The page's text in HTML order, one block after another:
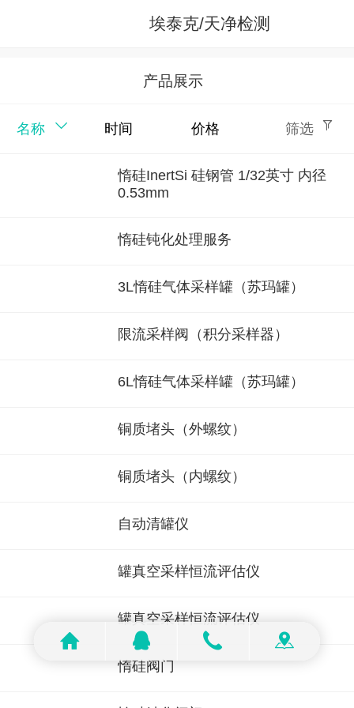
埃泰克/天净检测
产品展示
名称 时间 价格 筛选
惰硅InertSi 硅钢管 1/32英寸 内径
0.53mm
惰硅钝化处理服务
3L惰硅气体采样罐（苏玛罐）
限流采样阀（积分采样器）
6L惰硅气体采样罐（苏玛罐）
铜质堵头（外螺纹）
铜质堵头（内螺纹）
自动清罐仪
罐真空采样恒流评估仪
罐真空采样恒流评估仪
惰硅阀门